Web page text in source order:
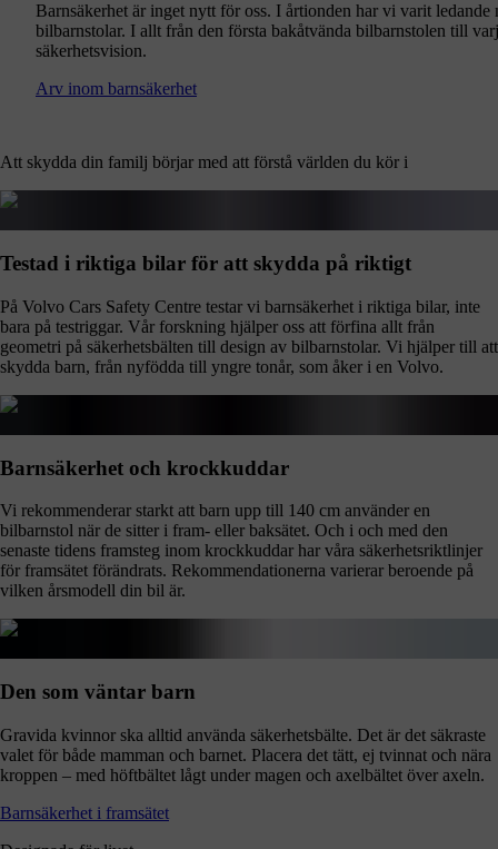
Barnsäkerhet är inget nytt för oss. I årtionden har vi varit
bilbarnstolar. I allt från den första bakåtvända bilbarnstolen till
säkerhetsvision.
Arv inom barnsäkerhet
Att skydda din familj börjar med att förstå världen du kör i
Testad i riktiga bilar för att skydda på riktigt
På Volvo Cars Safety Centre testar vi barnsäkerhet i riktiga bilar, inte
bara på testriggar. Vår forskning hjälper oss att förfina allt från
geometri på säkerhetsbälten till design av bilbarnstolar. Vi hjälper till att
skydda barn, från nyfödda till yngre tonår, som åker i en Volvo.
Barnsäkerhet och krockkuddar
Vi rekommenderar starkt att barn upp till 140 cm använder en
bilbarnstol när de sitter i fram- eller baksätet. Och i och med den
senaste tidens framsteg inom krockkuddar har våra säkerhetsriktlinjer
för framsätet förändrats. Rekommendationerna varierar beroende på
vilken årsmodell din bil är.
Den som väntar barn
Gravida kvinnor ska alltid använda säkerhetsbälte. Det är det säkraste
valet för både mamman och barnet. Placera det tätt, ej tvinnat och nära
kroppen – med höftbältet lågt under magen och axelbältet över axeln.
Barnsäkerhet i framsätet